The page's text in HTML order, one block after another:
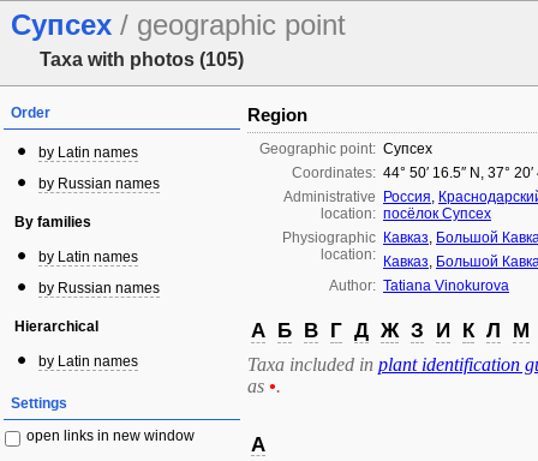
Супсех / geographic point
Taxa with photos (105)
Order
by Latin names
by Russian names
By families
by Latin names
by Russian names
Hierarchical
by Latin names
Settings
open links in new window
Region
Geographic point: Супсех
Coordinates: 44° 50′ 16.5″ N, 37°
Administrative
location:
Россия,
посёлок Супсех
Physiographic
location:
Кавказ, Большой
Кавказ, Большой
Author: Tatiana Vinokurova
А Б В Г Д Ж З И К Л М
Taxa included in plant identification
as •.
А